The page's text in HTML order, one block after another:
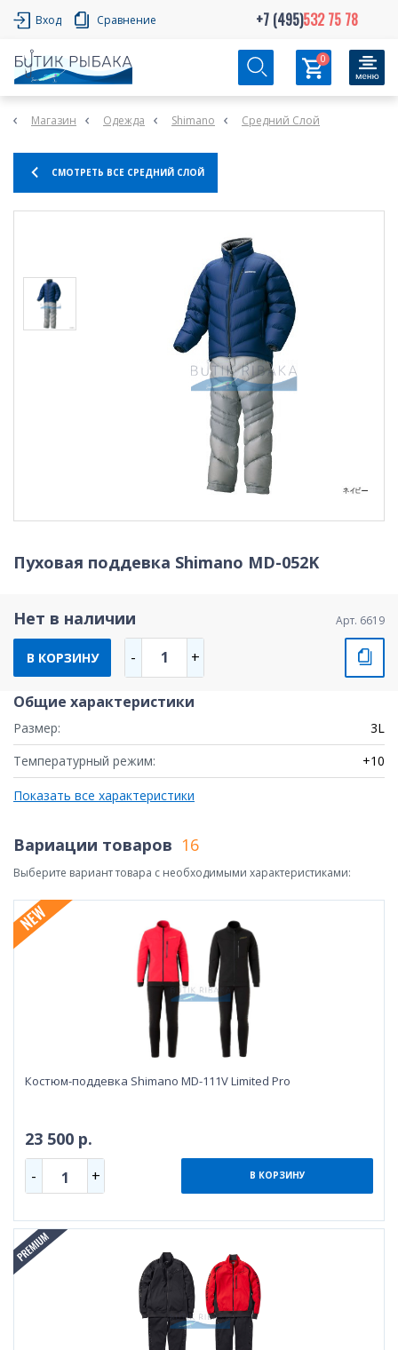
Вход Сравнение +7 (495)532 75 78
0
Магазин Одежда Shimano Средний Слой
СМОТРЕТЬ ВСЕ СРЕДНИЙ СЛОЙ
Пуховая поддевка Shimano MD-052K
Нет в наличии Арт. 6619
В КОРЗИНУ - 1 +
Общие характеристики
Размер:
3L
Температурный режим:
+10
Показать все характеристики
Вариации товаров 16
Выберите вариант товара с необходимыми характеристиками:
Костюм-поддевка Shimano MD-111V Limited Pro
23 500 р.
- 1 + В КОРЗИНУ